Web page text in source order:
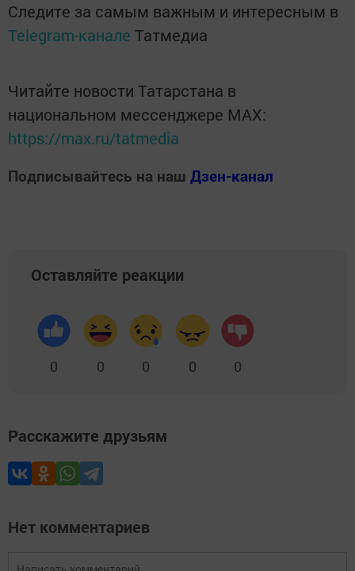
Следите за самым важным и интересным в
Telegram-канале Татмедиа
Читайте новости Татарстана в
национальном мессенджере MАХ:
https://max.ru/tatmedia
Подписывайтесь на наш Дзен-канал
Оставляйте реакции
0 0 0 0 0
Расскажите друзьям
Нет комментариев